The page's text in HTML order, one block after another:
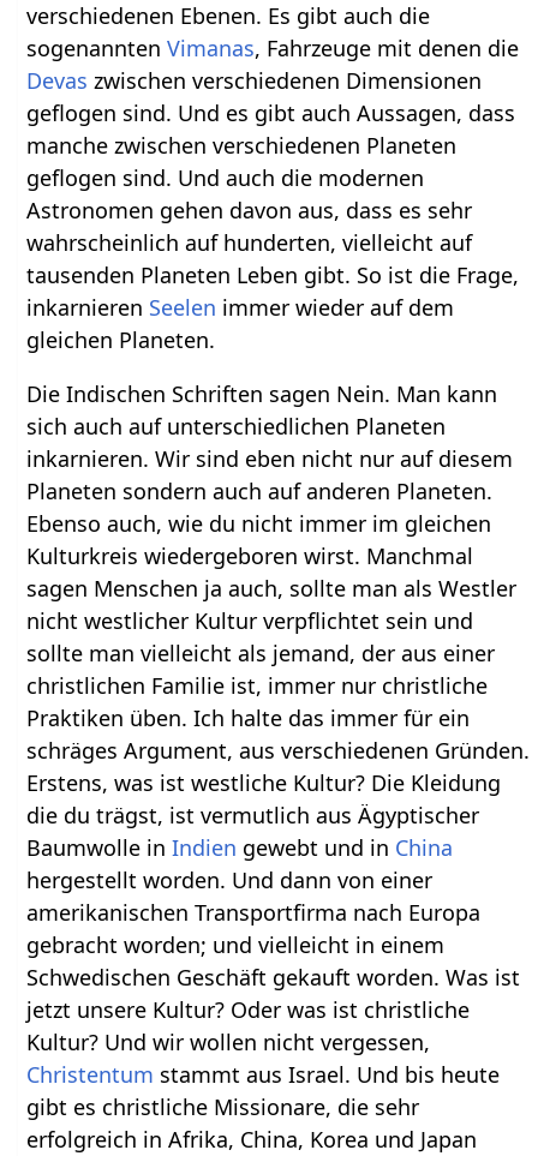
verschiedenen Ebenen. Es gibt auch die
sogenanntenVimanas, Fahrzeuge mit denen die
Devas zwischen verschiedenen Dimensionen
geflogen sind. Und es gibt auch Aussagen, dass
manche zwischen verschiedenen Planeten
geflogen sind. Und auch die modernen
Astronomen gehen davon aus, dass es sehr
wahrscheinlich auf hunderten, vielleicht auf
tausenden Planeten Leben gibt. So ist die Frage,
inkarnieren Seelen immer wieder auf dem
gleichen Planeten.
Die Indischen Schriften sagen Nein. Man kann
sich auch auf unterschiedlichen Planeten
inkarnieren. Wir sind eben nicht nur auf diesem
Planeten sondern auch auf anderen Planeten.
Ebenso auch, wie du nicht immer im gleichen
Kulturkreis wiedergeboren wirst. Manchmal
sagen Menschen ja auch, sollte man als Westler
nicht westlicher Kultur verpflichtet sein und
sollte man vielleicht als jemand, der aus einer
christlichen Familie ist, immer nur christliche
Praktiken üben. Ich halte das immer für ein
schräges Argument, aus verschiedenen Gründen.
Erstens, was ist westliche Kultur? Die Kleidung
die du trägst, ist vermutlich aus Ägyptischer
Baumwolle inIndien gewebt und in China
hergestellt worden. Und dann von einer
amerikanischen Transportfirma nach Europa
gebracht worden; und vielleicht in einem
Schwedischen Geschäft gekauft worden. Was ist
jetzt unsere Kultur? Oder was ist christliche
Kultur? Und wir wollen nicht vergessen,
Christentum stammt aus Israel. Und bis heute
gibt es christliche Missionare, die sehr
erfolgreich in Afrika, China, Korea und Japan